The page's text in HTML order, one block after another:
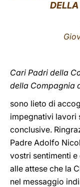
Cari Padri della
della Compagnia
sono lieto di
impegnativi lavori
conclusive.
Padre Adolfo
vostri sentimenti
alle attese che la
nel messaggio